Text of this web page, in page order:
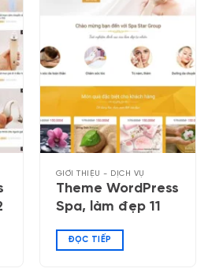
GIỚI THIỆU - DỊCH VỤ
Theme WordPress
Spa, làm đẹp 11
ĐỌC TIẾP